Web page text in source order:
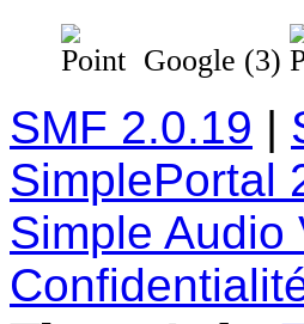
Google (3)
SMF 2.0.19 |
SimplePortal
Simple Audio